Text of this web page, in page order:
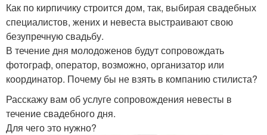
Как по кирпичику строится дом, так, выбирая свадебных
специалистов, жених и невеста выстраивают свою
безупречную свадьбу.
В течение дня молодоженов будут сопровождать
фотограф, оператор, возможно, организатор или
координатор. Почему бы не взять в компанию стилиста?
Расскажу вам об услуге сопровождения невесты в
течение свадебного дня.
Для чего это нужно?